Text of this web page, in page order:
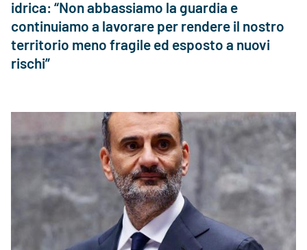
idrica: “Non abbassiamo la guardia e
continuiamo a lavorare per rendere il nostro
territorio meno fragile ed esposto a nuovi
rischi”